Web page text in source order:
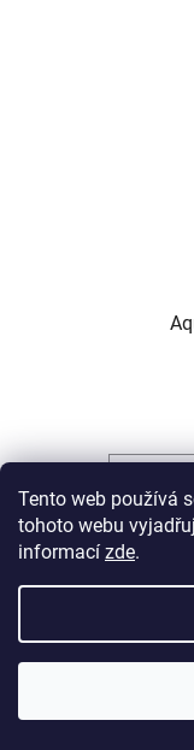
Tento web používá
tohoto webu
informací zde.
První inteligentní
první topítko s
namontováno